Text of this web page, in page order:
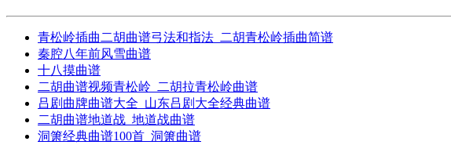
青松岭插曲二胡曲谱弓法和指法_二胡青松岭插曲简谱
秦腔八年前风雪曲谱
十八摸曲谱
二胡曲谱视频青松岭_二胡拉青松岭曲谱
吕剧曲牌曲谱大全_山东吕剧大全经典曲谱
二胡曲谱地道战_地道战曲谱
洞箫经典曲谱100首_洞箫曲谱